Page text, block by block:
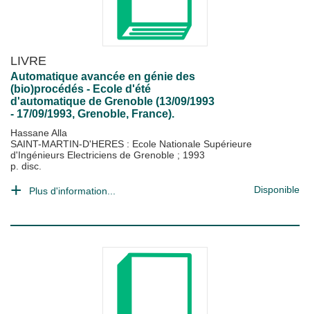
LIVRE
Automatique avancée en génie des
(bio)procédés - Ecole d'été
d'automatique de Grenoble (13/09/1993
- 17/09/1993, Grenoble, France).
Hassane Alla
SAINT-MARTIN-D'HERES : Ecole Nationale Supérieure
d'Ingénieurs Electriciens de Grenoble ; 1993
p. disc.
Plus d'information... Disponible